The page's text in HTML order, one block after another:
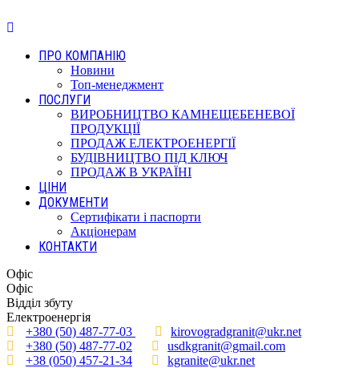
ПРО КОМПАНІЮ
Новини
Топ-менеджмент
ПОСЛУГИ
ВИРОБНИЦТВО КАМНЕЩЕБЕНЕВОЇ
ПРОДУКЦІЇ
ПРОДАЖ ЕЛЕКТРОЕНЕРГІЇ
БУДІВНИЦТВО ПІД КЛЮЧ
ПРОДАЖ В УКРАЇНІ
ЦІНИ
ДОКУМЕНТИ
Сертифікати і паспорти
Акціонерам
КОНТАКТИ
Офіс
Офіс
Відділ збуту
Електроенергія
+380 (50) 487-77-03
kirovogradgranit@ukr.net
+380 (50) 487-77-02
usdkgranit@gmail.com
+38 (050) 457-21-34
kgranite@ukr.net